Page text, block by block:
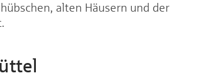
alten Häusern und der